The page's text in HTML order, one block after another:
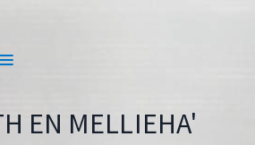
EN MELLIEHA'